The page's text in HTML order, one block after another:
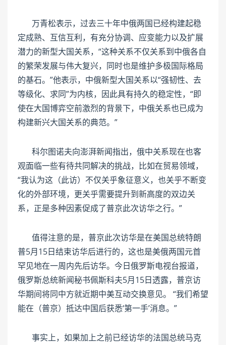
万青松表示，过去三十年中俄两国已经构建起稳
定成熟、互信互利，有充分协调、应变能力以及扩展
潜力的新型大国关系，“这种关系不仅关系到中俄各自
的繁荣发展与伟大复兴，同时也是维护多极国际格局
的基石。”他表示，中俄新型大国关系以“强韧性、去
等级化、求同”为内核，因此具有持久的稳定性，“即
使在大国博弈空前激烈的背景下，中俄关系也已成为
构建新兴大国关系的典范。”
科尔图诺夫向澎湃新闻指出，俄中关系现在也客
观面临一些有待共同解决的挑战，比如在贸易领域，
“我认为这（此访）不仅关乎象征意义，也关乎不断变
化的外部环境，更关乎需要提升到新高度的双边关
系，正是多种因素促成了普京此次访华之行。”
值得注意的是，普京此次访华是在美国总统特朗
普5月15日结束访华后进行的，这也是美俄两国元首
罕见地在一周内先后访华。今日俄罗斯电视台报道，
俄罗斯总统新闻秘书佩斯科夫5月15日透露，普京访
华期间将同中方就近期中美互动交换意见。 “我们希望
能在（普京）抵达中国后获悉‘第一手’消息。”
事实上，如果加上之前已经访华的法国总统马克